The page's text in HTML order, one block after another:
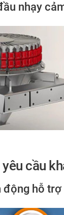
nhạy
cầu
động hỗ trợ